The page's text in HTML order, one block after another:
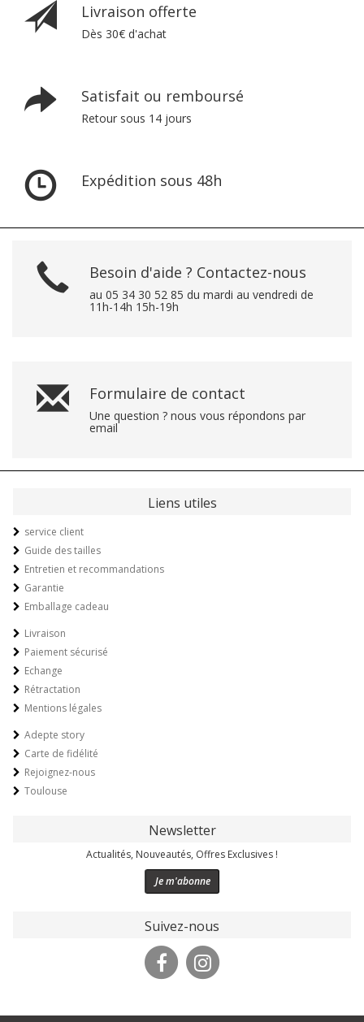
Livraison offerte
Dès 30€ d'achat
Satisfait ou remboursé
Retour sous 14 jours
Expédition sous 48h
Besoin d'aide ? Contactez-nous
au 05 34 30 52 85 du mardi au vendredi de
11h-14h 15h-19h
Formulaire de contact
Une question ? nous vous répondons par
email
Liens utiles
service client
Guide des tailles
Entretien et recommandations
Garantie
Emballage cadeau
Livraison
Paiement sécurisé
Echange
Rétractation
Mentions légales
Adepte story
Carte de fidélité
Rejoignez-nous
Toulouse
Newsletter
Actualités, Nouveautés, Offres Exclusives !
Je m'abonne
Suivez-nous